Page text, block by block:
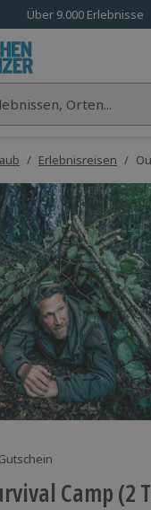
Über 9.000 Erlebnisse
Orten...
/ Erlebnisreisen /
Camp (2